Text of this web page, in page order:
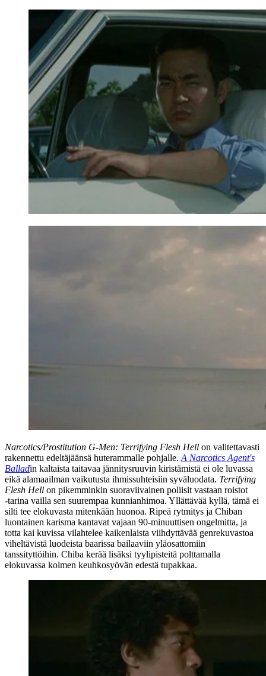
Narcotics/Prostitution G‑Men: Terrifying Flesh Hell on valitettavasti
rakennettu edeltäjäänsä huterammalle pohjalle. A Narcotics Agent's
Balladin kaltaista taitavaa jännitysruuvin kiristämistä ei ole luvassa
eikä alamaailman vaikutusta ihmissuhteisiin syväluodata. Terrifying
Flesh Hell on pikemminkin suoraviivainen poliisit vastaan roistot
‑tarina vailla sen suurempaa kunnianhimoa. Yllättävää kyllä, tämä ei
silti tee elokuvasta mitenkään huonoa. Ripeä rytmitys ja Chiban
luontainen karisma kantavat vajaan 90‑minuuttisen ongelmitta, ja
totta kai kuvissa vilahtelee kaikenlaista viihdyttävää genrekuvastoa
viheltävistä luodeista baarissa bailaaviin yläosattomiin
tanssityttöihin. Chiba kerää lisäksi tyylipisteitä polttamalla
elokuvassa kolmen keuhkosyövän edestä tupakkaa.